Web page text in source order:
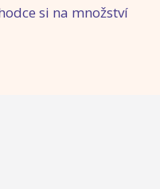
si na množství